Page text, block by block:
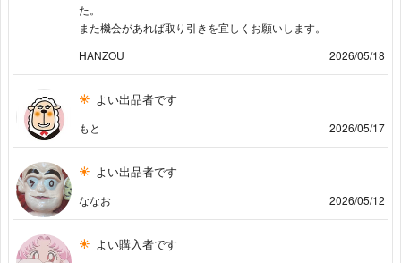
た。
また機会があれば取り引きを宜しくお願いします。
HANZOU
2026/05/18
よい出品者です
もと 2026/05/17
よい出品者です
ななお 2026/05/12
よい購入者です